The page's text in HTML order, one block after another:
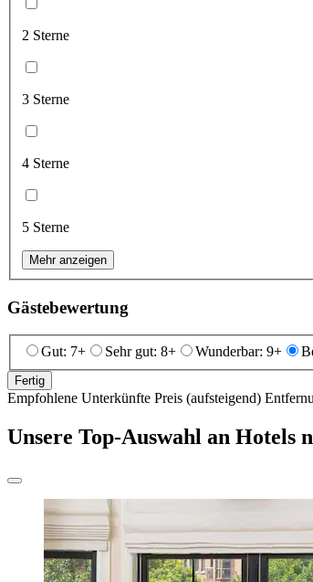
2 Sterne
3 Sterne
4 Sterne
5 Sterne
Mehr anzeigen
Gästebewertung
Gut: 7+ Sehr gut: 8+ Wunderbar: 9+
Fertig
Empfohlene Unterkünfte Preis (aufsteigend)
Unsere Top-Auswahl an Hotels